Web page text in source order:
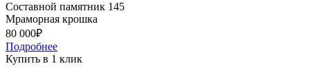
Составной памятник 145
Мраморная крошка
80 000₽
Подробнее
Купить в 1 клик